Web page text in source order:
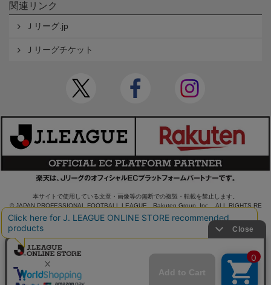
関連リンク
Ｊリーグ.jp
Ｊリーグチケット
本サイトで使用している文章・画像等の無断での複製・転載を禁止します。
© JAPAN PROFESSIONAL FOOTBALL LEAGUE Rakuten Group, Inc. ALL RIGHTS RE
SERVED.